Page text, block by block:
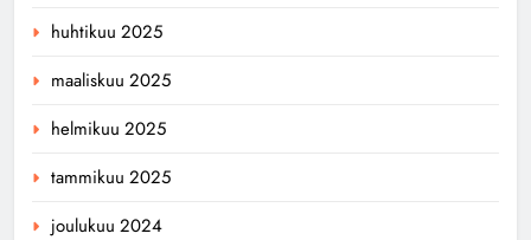
huhtikuu 2025
maaliskuu 2025
helmikuu 2025
tammikuu 2025
joulukuu 2024